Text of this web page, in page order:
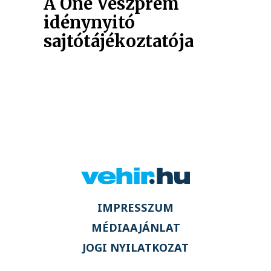
idénynyitó
sajtótájékoztatója
IMPRESSZUM
MÉDIAAJÁNLAT
JOGI NYILATKOZAT